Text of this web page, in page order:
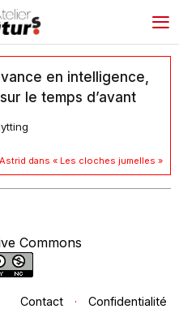
en intelligence,
le temps d’avant
Astrid dans « Les cloches jumelles »
Commons
Contact · Confidentialité